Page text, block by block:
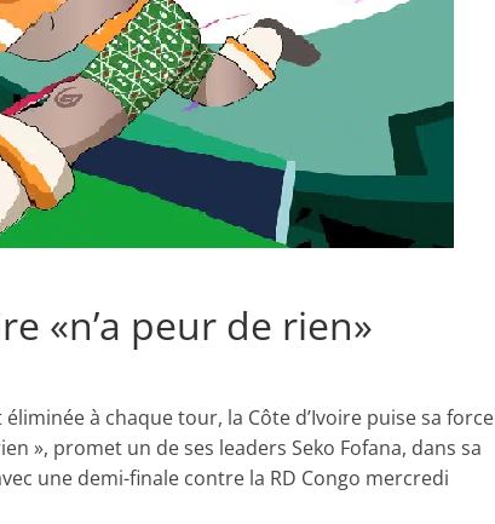
«n’a peur de rien»
à chaque tour, la Côte d’Ivoire puise sa force
», promet un de ses leaders Seko Fofana, dans sa
une demi-finale contre la RD Congo mercredi